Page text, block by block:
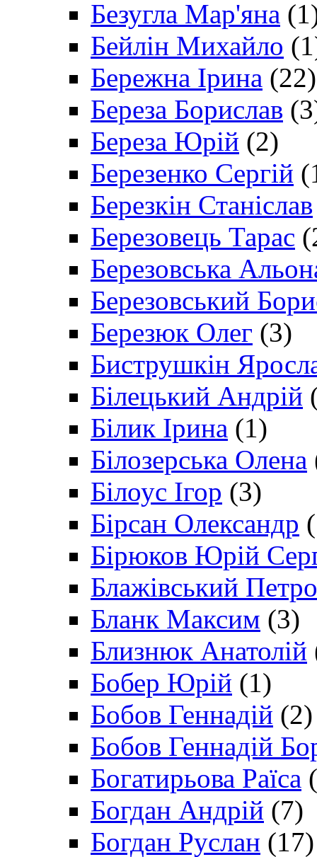
Безугла Мар'яна
Бейлін Михайло
Бережна Ірина (22)
Береза Борислав
Береза Юрій (2)
Березенко Сергій
Березкін Станіслав
Березовець Тарас
Березовська
Березовський
Березюк Олег (3)
Биструшкін
Білецький Андрій
Білик Ірина (1)
Білозерська Олена
Білоус Ігор (3)
Бірсан Олександр
Бірюков Юрій
Блажівський Петро
Бланк Максим (3)
Близнюк Анатолій
Бобер Юрій (1)
Бобов Геннадій (2)
Бобов Геннадій
Богатирьова Раїса
Богдан Андрій (7)
Богдан Руслан (17)